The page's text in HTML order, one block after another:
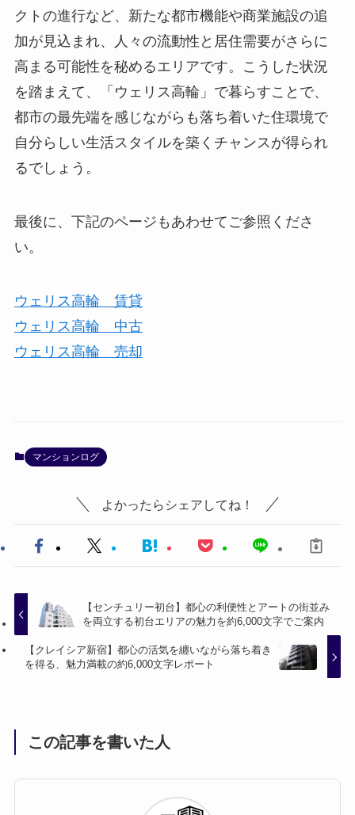
クトの進行など、新たな都市機能や商業施設の追
加が見込まれ、人々の流動性と居住需要がさらに
高まる可能性を秘めるエリアです。こうした状況
を踏まえて、「ウェリス高輪」で暮らすことで、
都市の最先端を感じながらも落ち着いた住環境で
自分らしい生活スタイルを築くチャンスが得られ
るでしょう。
最後に、下記のページもあわせてご参照くださ
い。
ウェリス高輪 賃貸
ウェリス高輪 中古
ウェリス高輪 売却
マンションログ
よかったらシェアしてね！
【センチュリー初台】都心の利便性とアートの街並み
を両立する初台エリアの魅力を約6,000文字でご案内
【クレイシア新宿】都心の活気を纏いながら落ち着き
を得る、魅力満載の約6,000文字レポート
この記事を書いた人